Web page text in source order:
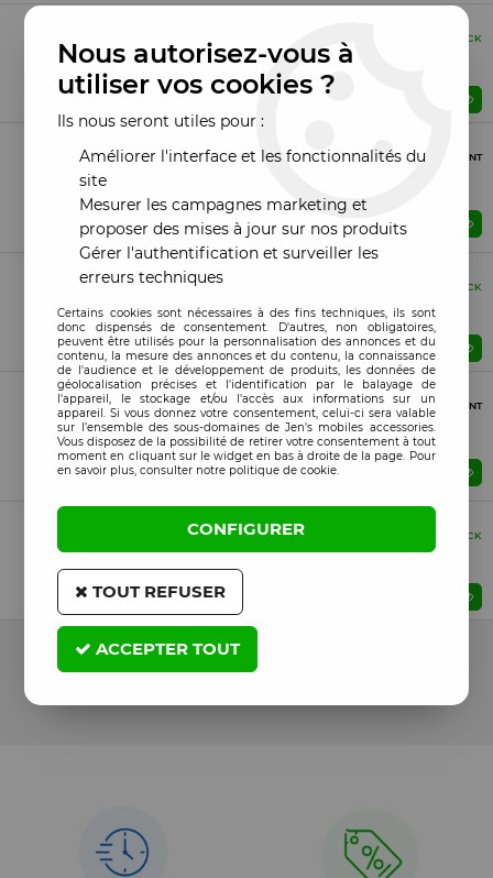
EN STOCK
Coque CRYSTAL EDGE MAG Samsung Galaxy A16 4G
(A165) - A16 5G (A166) bleu
Compatible
PROCHAINEMENT
Prix : Veuillez vous connecter ME PRÉVENIR
Sachet pour rayon
Compatible
EN STOCK
Coque HYBRID FRAME MAG Samsung Galaxy A16 5G
(A166) - A16 4G (A165) orange
Prix : Veuillez vous connecter
Vrac (Bulk)
Compatible
PROCHAINEMENT
Housse-coque PERSONNALISÉE silicone Galaxy A16 5G
(A166) - A16 4G (A165) noir
Prix : Veuillez vous connecter
EN STOCK
Film verre trempé Samsung Galaxy A16 5G (A166) - A16
4G (A165)
Prix : Veuillez vous connecter
17 articles sur
Nous autorisez-vous à
utiliser vos cookies ?
Ils nous seront utiles pour :
Améliorer l'interface et les fonctionnalités du
site
Mesurer les campagnes marketing et
proposer des mises à jour sur nos produits
Gérer l'authentification et surveiller les
erreurs techniques
Certains cookies sont nécessaires à des fins techniques, ils sont
donc dispensés de consentement. D'autres, non obligatoires,
peuvent être utilisés pour la personnalisation des annonces et du
contenu, la mesure des annonces et du contenu, la connaissance
de l'audience et le développement de produits, les données de
géolocalisation précises et l'identification par le balayage de
l'appareil, le stockage et/ou l'accès aux informations sur un
appareil. Si vous donnez votre consentement, celui-ci sera valable
sur l’ensemble des sous-domaines de Jen's mobiles accessories.
Vous disposez de la possibilité de retirer votre consentement à tout
moment en cliquant sur le widget en bas à droite de la page. Pour
en savoir plus, consulter notre politique de cookie.
CONFIGURER
TOUT REFUSER
ACCEPTER TOUT